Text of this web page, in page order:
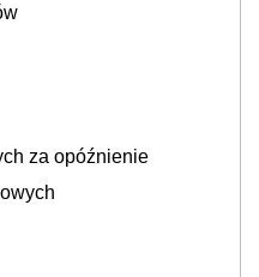
za opóźnienie